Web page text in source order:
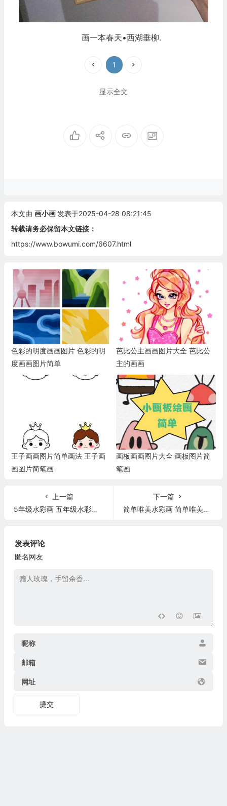
画一本春天•西湖垂柳.
1
显示全文
本文由 画小画 发表于2025-04-28 08:21:45
转载请务必保留本文链接：
https://www.bowumi.com/6607.html
色彩的明度画画图片 色彩的明
度画画图片简单
芭比公主画画图片大全 芭比公
主的画画
王子画画图片简单画法 王子画
画图片简笔画
画板画画图片大全 画板图片简
笔画
上一篇
5年级水彩画 五年级水彩画一等奖作品
下一篇
简单唯美水彩画 简单唯美的水彩画风景图片
发表评论
匿名网友
昵称
邮箱
网址
提交